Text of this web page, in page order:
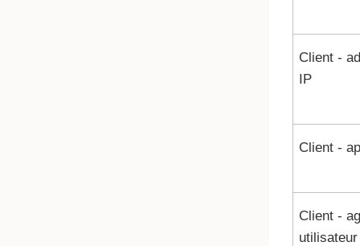
Client -
IP
Client -
Client -